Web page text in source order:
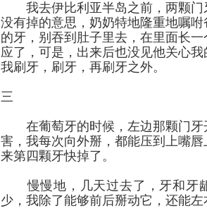
我去伊比利亚半岛之前，两颗门
没有掉的意思，奶奶特地隆重地嘱
的牙，别吞到肚子里去，在里面长
应了，可是，出来后也没见他关心
我刷牙，刷牙，再刷牙之外。
三
在葡萄牙的时候，左边那颗门牙
害，我每次向外掰，都能压到上嘴
来第四颗牙快掉了。
慢慢地，几天过去了，牙和牙
少，我除了能够前后掰动它，还能